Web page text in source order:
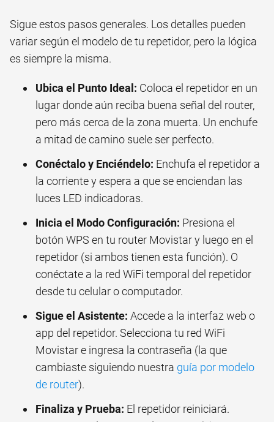
Sigue estos pasos generales. Los detalles pueden
variar según el modelo de tu repetidor, pero la lógica
es siempre la misma.
Ubica el Punto Ideal: Coloca el repetidor en un
lugar donde aún reciba buena señal del router,
pero más cerca de la zona muerta. Un enchufe
a mitad de camino suele ser perfecto.
Conéctalo y Enciéndelo: Enchufa el repetidor a
la corriente y espera a que se enciendan las
luces LED indicadoras.
Inicia el Modo Configuración: Presiona el
botón WPS en tu router Movistar y luego en el
repetidor (si ambos tienen esta función). O
conéctate a la red WiFi temporal del repetidor
desde tu celular o computador.
Sigue el Asistente: Accede a la interfaz web o
app del repetidor. Selecciona tu red WiFi
Movistar e ingresa la contraseña (la que
cambiaste siguiendo nuestra guía por modelo
de router).
Finaliza y Prueba: El repetidor reiniciará.